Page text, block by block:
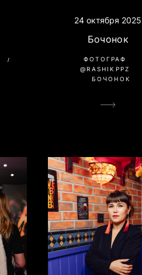
24 октября 2025
Бочонок
ФОТОГРАФ
@RASHIKPPZ
БОЧОНОК